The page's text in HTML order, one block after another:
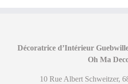
Décoratrice d’Intérieur
Oh Ma
10 Rue Albert Schweitzer,